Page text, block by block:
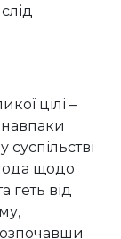
цілі –
навпаки
щодо
геть від